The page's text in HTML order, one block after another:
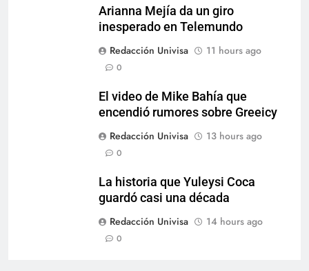
Arianna Mejía da un giro
inesperado en Telemundo
Redacción Univisa
11 hours ago
0
El video de Mike Bahía que
encendió rumores sobre Greeicy
Redacción Univisa
13 hours ago
0
La historia que Yuleysi Coca
guardó casi una década
Redacción Univisa
14 hours ago
0